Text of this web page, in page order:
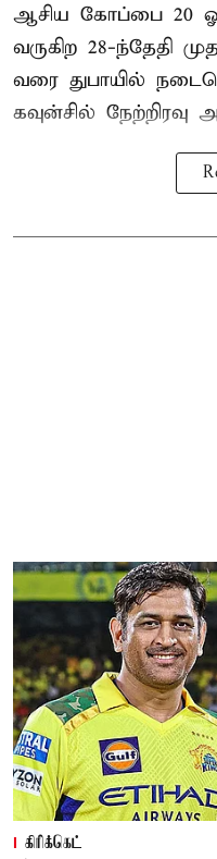
ஆசிய கோப்பை 20
வருகிற 28-ந்தேதி
வரை துபாயில்
கவுன்சில் நேற்றிரவு
கிரிக்கெட்